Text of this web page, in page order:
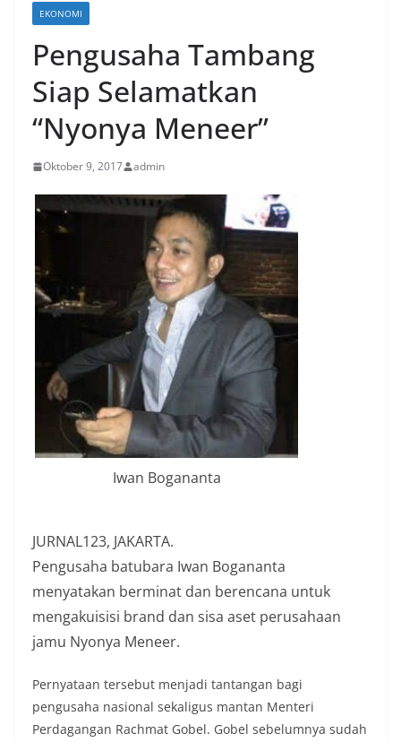
EKONOMI
Pengusaha Tambang
Siap Selamatkan
“Nyonya Meneer”
Oktober 9, 2017 admin
Iwan Bogananta
JURNAL123, JAKARTA.
Pengusaha batubara Iwan Bogananta
menyatakan berminat dan berencana untuk
mengakuisisi brand dan sisa aset perusahaan
jamu Nyonya Meneer.
Pernyataan tersebut menjadi tantangan bagi
pengusaha nasional sekaligus mantan Menteri
Perdagangan Rachmat Gobel. Gobel sebelumnya sudah